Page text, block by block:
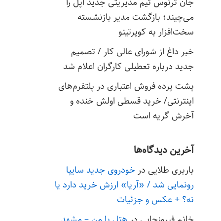
می‌چیند؛ بازگشت مدیر بازنشسته
سخت‌افزار به کوپرتینو
خبر داغ از شورای عالی کار / تصمیم
جدید درباره تعطیلی کارگران اعلام شد
پشت پرده فروش اعتباری در پلتفرم‌های
اینترنتی/ خرید قسطی اولش خنده و
آخرش گریه است
آخرین دیدگاه‌ها
باربری طلایی در خودروی جدید سایپا
رونمایی شد / «آریا» ارزش خرید دارد یا
نه؟ + عکس و جزئیات